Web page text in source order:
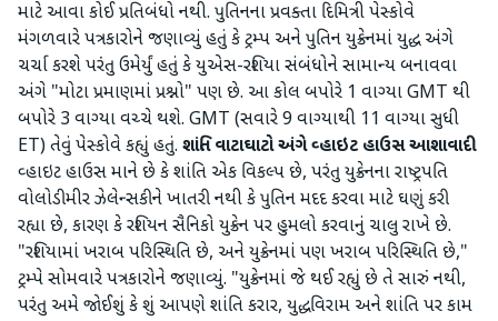
માટે આવા કોઈ પ્રતિબંધો નથી. પુતિનના પ્રવક્તા દિમિત્રી પેસ્કોવે
મંગળવારે પત્રકારોને જણાવ્યું હતું કે ટ્રમ્પ અને પુતિન યુક્રેનમાં યુદ્ધ અંગે
ચર્ચા કરશે પરંતુ ઉમેર્યું હતું કે યુએસ-રશિયા સંબંધોને સામાન્ય બનાવવા
અંગે "મોટા પ્રમાણમાં પ્રશ્નો" પણ છે. આ કોલ બપોરે 1 વાગ્યા GMT થી
બપોરે 3 વાગ્યા વચ્ચે થશે. GMT (સવારે 9 વાગ્યાથી 11 વાગ્યા સુધી
ET) તેવું પેસ્કોવે કહ્યું હતું. શાંતિ વાટાઘાટો અંગે વ્હાઇટ હાઉસ આશાવાદી
વ્હાઇટ હાઉસ માને છે કે શાંતિ એક વિકલ્પ છે, પરંતુ યુક્રેનના રાષ્ટ્રપતિ
વોલોડીમીર ઝેલેન્સકીને ખાતરી નથી કે પુતિન મદદ કરવા માટે ઘણું કરી
રહ્યા છે, કારણ કે રશિયન સૈનિકો યુક્રેન પર હુમલો કરવાનું ચાલુ રાખે છે.
"રશિયામાં ખરાબ પરિસ્થિતિ છે, અને યુક્રેનમાં પણ ખરાબ પરિસ્થિતિ છે,"
ટ્રમ્પે સોમવારે પત્રકારોને જણાવ્યું. "યુક્રેનમાં જે થઈ રહ્યું છે તે સારું નથી,
પરંતુ અમે જોઈશું કે શું આપણે શાંતિ કરાર, યુદ્ધવિરામ અને શાંતિ પર કામ